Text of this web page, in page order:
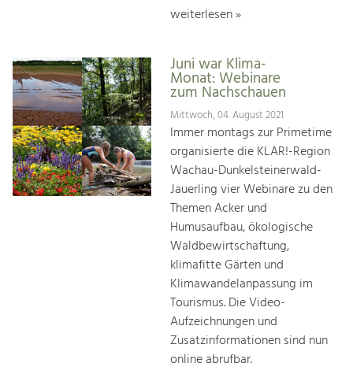
weiterlesen »
Juni war Klima-
Monat: Webinare
zum Nachschauen
Mittwoch, 04. August 2021
Immer montags zur Primetime
organisierte die KLAR!-Region
Wachau-Dunkelsteinerwald-
Jauerling vier Webinare zu den
Themen Acker und
Humusaufbau, ökologische
Waldbewirtschaftung,
klimafitte Gärten und
Klimawandelanpassung im
Tourismus. Die Video-
Aufzeichnungen und
Zusatzinformationen sind nun
online abrufbar.